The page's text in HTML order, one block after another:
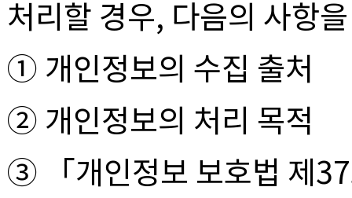
처리할 경우, 다음의 사항
① 개인정보의 수집 출처
② 개인정보의 처리 목적
③ 「개인정보 보호법 제